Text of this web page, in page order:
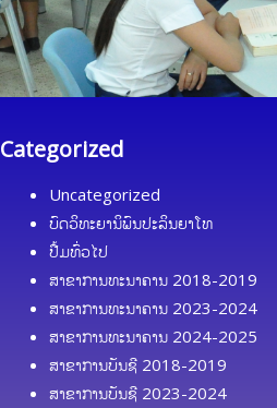
Categorized
Uncategorized
ບົດວິທະຍານິພົນປະລິນຍາໂທ
ປື້ມທົ່ວໄປ
ສາຂາການທະນາຄານ 2018-2019
ສາຂາການທະນາຄານ 2023-2024
ສາຂາການທະນາຄານ 2024-2025
ສາຂາການບັນຊີ 2018-2019
ສາຂາການບັນຊີ 2023-2024